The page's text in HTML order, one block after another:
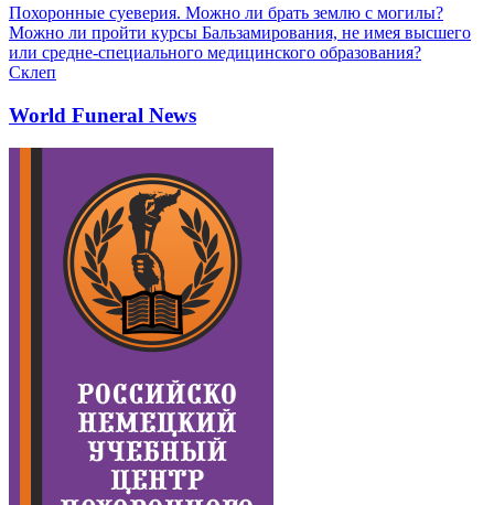
Похоронные суеверия. Можно ли брать землю с могилы?
Можно ли пройти курсы Бальзамирования, не имея высшего
или средне-специального медицинского образования?
Склеп
World Funeral News